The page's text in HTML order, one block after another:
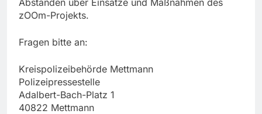
zOOm-Projekts.
Fragen bitte an:
Kreispolizeibehörde Mettmann
Polizeipressestelle
Adalbert-Bach-Platz 1
40822 Mettmann